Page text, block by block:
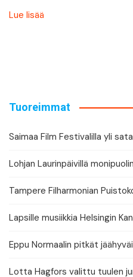
Lue lisää
Tuoreimmat
Saimaa Film Festivalilla yli
Lohjan Laurinpäivillä
Tampere Filharmonian
Lapsille musiikkia Helsingin
Eppu Normaalin pitkät
Lotta Hagfors valittu tuulen